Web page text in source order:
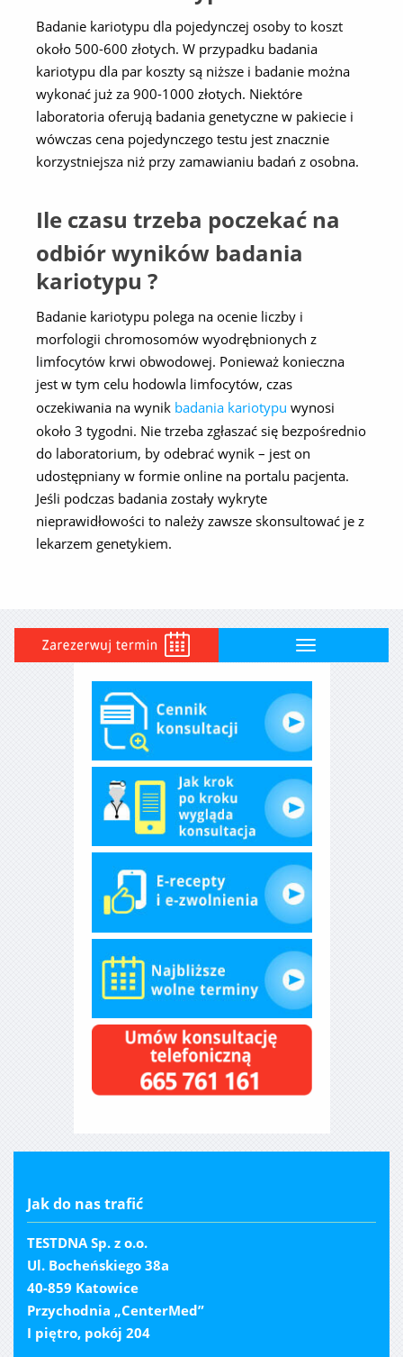
Badanie kariotypu dla pojedynczej osoby to koszt
około 500-600 złotych. W przypadku badania
kariotypu dla par koszty są niższe i badanie można
wykonać już za 900-1000 złotych. Niektóre
laboratoria oferują badania genetyczne w pakiecie i
wówczas cena pojedynczego testu jest znacznie
korzystniejsza niż przy zamawianiu badań z osobna.
Ile czasu trzeba poczekać na
odbiór wyników badania
kariotypu ?
Badanie kariotypu polega na ocenie liczby i
morfologii chromosomów wyodrębnionych z
limfocytów krwi obwodowej. Ponieważ konieczna
jest w tym celu hodowla limfocytów, czas
oczekiwania na wynik badania kariotypu wynosi
około 3 tygodni. Nie trzeba zgłaszać się bezpośrednio
do laboratorium, by odebrać wynik – jest on
udostępniany w formie online na portalu pacjenta.
Jeśli podczas badania zostały wykryte
nieprawidłowości to należy zawsze skonsultować je z
lekarzem genetykiem.
Toggle
navigation
Jak do nas trafić
TESTDNA Sp. z o.o.
Ul. Bocheńskiego 38a
40-859 Katowice
Przychodnia „CenterMed”
I piętro, pokój 204